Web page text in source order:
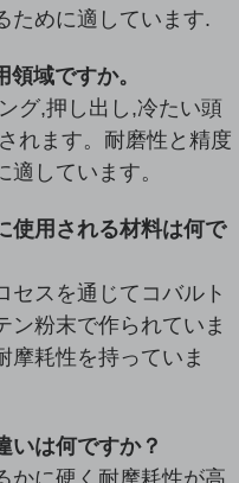
ために適しています.
域ですか。
グ,押し出し,冷たい頭
れます。耐磨性と精度
しています。
使用される材料は何で
セスを通じてコバルト
ン粉末で作られていま
摩耗性を持っていま
いは何ですか？
かに硬く耐摩耗性が高